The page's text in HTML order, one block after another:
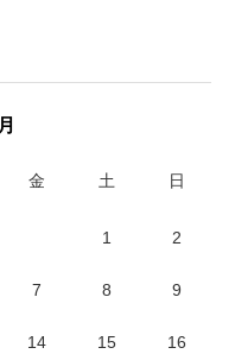
金 土 日
1 2
7 8 9
14 15 16